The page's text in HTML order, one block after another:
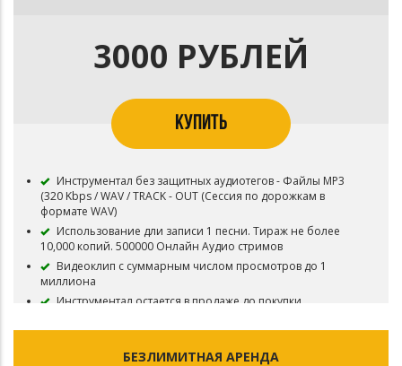
запрещена
Приобретая данный тип лицензии Вы соглашаетесь с
3000 РУБЛЕЙ
КУПИТЬ
Инструментал без защитных аудиотегов - Файлы MP3
(320 Kbps / WAV / TRACK - OUT (Сессия по дорожкам в
формате WAV)
Использование дли записи 1 песни. Тираж не более
10,000 копий. 500000 Онлайн Аудио стримов
Видеоклип с суммарным числом просмотров до 1
миллиона
Инструментал остается в продаже до покупки
В названии трека необходимо указать (Prod.
БЕЗЛИМИТНАЯ АРЕНДА